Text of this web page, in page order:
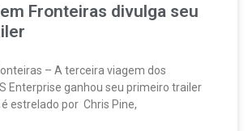
Fronteiras divulga seu
– A terceira viagem dos
Enterprise ganhou seu primeiro trailer
estrelado por Chris Pine,